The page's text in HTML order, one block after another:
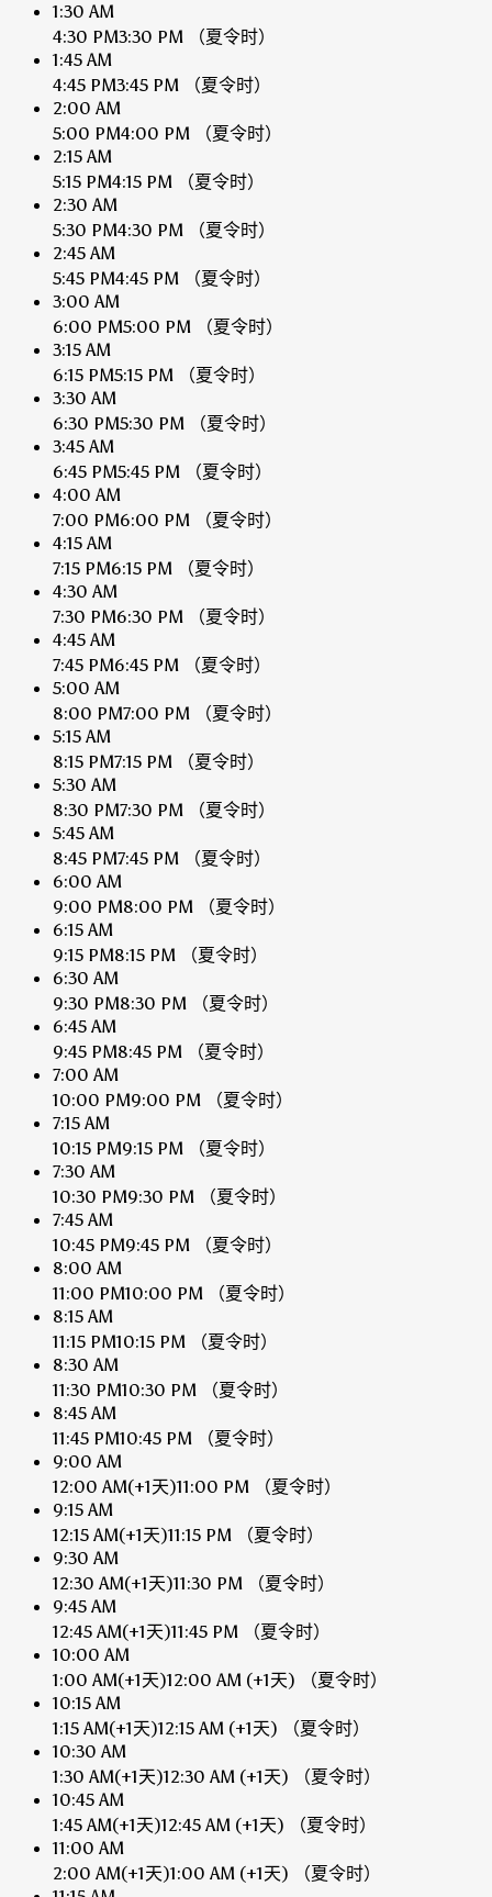
1:30 AM
4:30 PM3:30 PM
（夏令时）
1:45 AM
4:45 PM3:45 PM
（夏令时）
2:00 AM
5:00 PM4:00 PM
（夏令时）
2:15 AM
5:15 PM4:15 PM
（夏令时）
2:30 AM
5:30 PM4:30 PM
（夏令时）
2:45 AM
5:45 PM4:45 PM
（夏令时）
3:00 AM
6:00 PM5:00 PM
（夏令时）
3:15 AM
6:15 PM5:15 PM
（夏令时）
3:30 AM
6:30 PM5:30 PM
（夏令时）
3:45 AM
6:45 PM5:45 PM
（夏令时）
4:00 AM
7:00 PM6:00 PM
（夏令时）
4:15 AM
7:15 PM6:15 PM
（夏令时）
4:30 AM
7:30 PM6:30 PM
（夏令时）
4:45 AM
7:45 PM6:45 PM
（夏令时）
5:00 AM
8:00 PM7:00 PM
（夏令时）
5:15 AM
8:15 PM7:15 PM
（夏令时）
5:30 AM
8:30 PM7:30 PM
（夏令时）
5:45 AM
8:45 PM7:45 PM
（夏令时）
6:00 AM
9:00 PM8:00 PM
（夏令时）
6:15 AM
9:15 PM8:15 PM
（夏令时）
6:30 AM
9:30 PM8:30 PM
（夏令时）
6:45 AM
9:45 PM8:45 PM
（夏令时）
7:00 AM
10:00 PM9:00 PM
（夏令时）
7:15 AM
10:15 PM9:15 PM
（夏令时）
7:30 AM
10:30 PM9:30 PM
（夏令时）
7:45 AM
10:45 PM9:45 PM
（夏令时）
8:00 AM
11:00 PM10:00 PM
（夏令时）
8:15 AM
11:15 PM10:15 PM
（夏令时）
8:30 AM
11:30 PM10:30 PM
（夏令时）
8:45 AM
11:45 PM10:45 PM
（夏令时）
9:00 AM
12:00 AM(+1天)11:00 PM
（夏令时）
9:15 AM
12:15 AM(+1天)11:15 PM
（夏令时）
9:30 AM
12:30 AM(+1天)11:30 PM
（夏令时）
9:45 AM
12:45 AM(+1天)11:45 PM
（夏令时）
10:00 AM
1:00 AM(+1天)12:00 AM (+1天)
（夏令时）
10:15 AM
1:15 AM(+1天)12:15 AM (+1天)
（夏令时）
10:30 AM
1:30 AM(+1天)12:30 AM (+1天)
（夏令时）
10:45 AM
1:45 AM(+1天)12:45 AM (+1天)
（夏令时）
11:00 AM
2:00 AM(+1天)1:00 AM (+1天)
（夏令时）